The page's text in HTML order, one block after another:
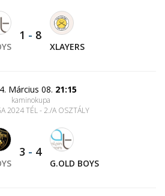
1 - 8
XLAYERS
Március 08. 21:15
kaminokupa
2024 TÉL - 2./A OSZTÁLY
3 - 4
G.OLD BOYS